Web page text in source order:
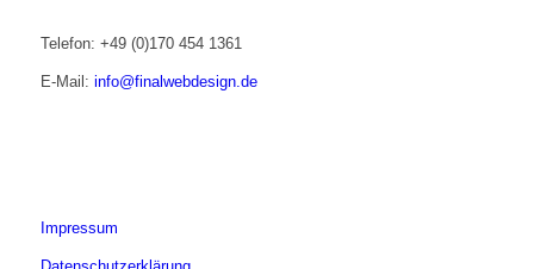
Telefon: +49 (0)170 454 1361
E-Mail: info@finalwebdesign.de
Impressum